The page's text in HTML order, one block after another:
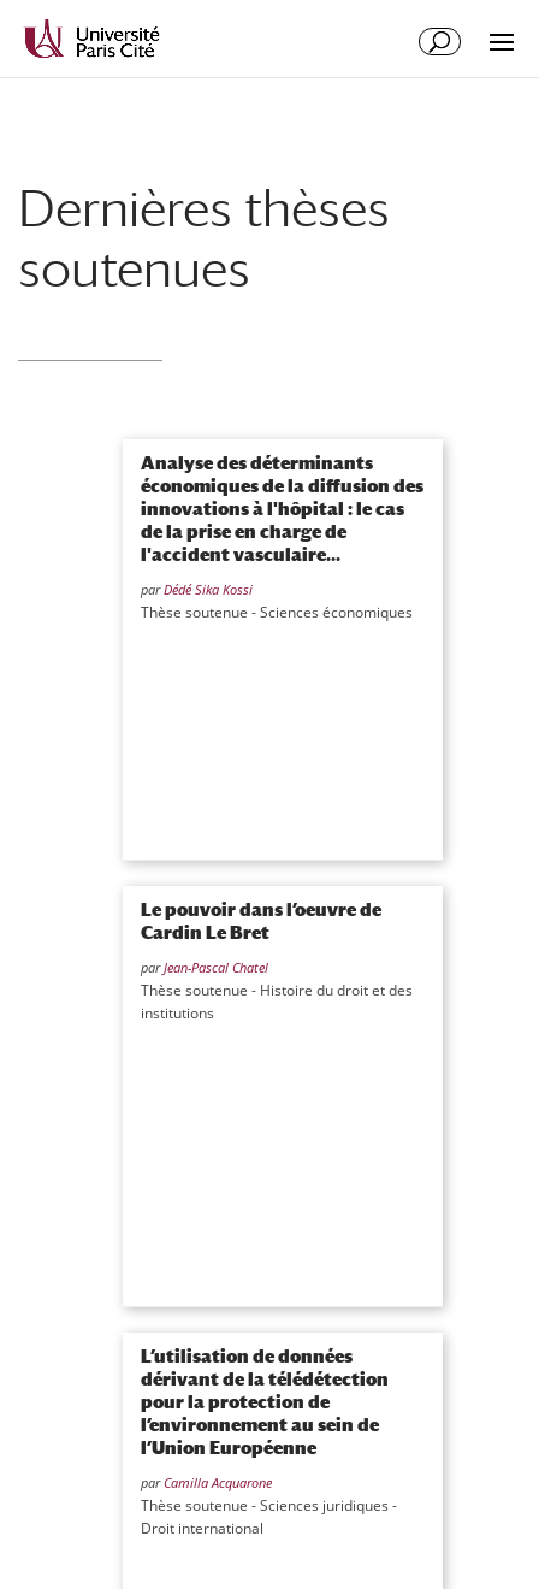
contenu
Dernières thèses
soutenues
Analyse des déterminants
économiques de la diffusion des
innovations à l'hôpital : le cas
de la prise en charge de
l'accident vasculaire...
parDédé Sika Kossi
Thèse soutenue - Sciences économiques
Le pouvoir dans l’oeuvre de
Cardin Le Bret
parJean-Pascal Chatel
Thèse soutenue - Histoire du droit et des
institutions
L’utilisation de données
dérivant de la télédétection
pour la protection de
l’environnement au sein de
l’Union Européenne
parCamilla Acquarone
Thèse soutenue - Sciences juridiques -
Droit international